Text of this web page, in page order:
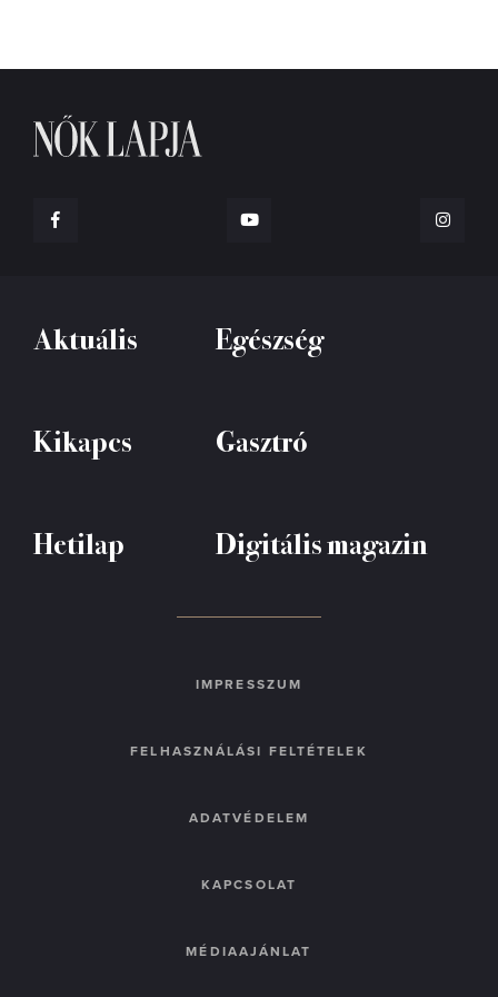
Aktuális Egészség
Kikapcs Gasztró
Hetilap Digitális magazin
IMPRESSZUM
FELHASZNÁLÁSI FELTÉTELEK
ADATVÉDELEM
KAPCSOLAT
MÉDIAAJÁNLAT